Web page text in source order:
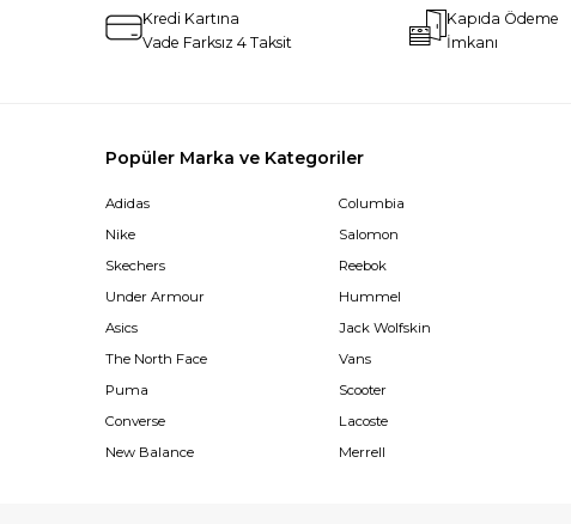
Kredi Kartına
Vade Farksız 4 Taksit
Kapıda Ödeme
İmkanı
Popüler Marka ve Kategoriler
Adidas
Nike
Skechers
Under Armour
Asics
The North Face
Puma
Converse
New Balance
Columbia
Salomon
Reebok
Hummel
Jack Wolfskin
Vans
Scooter
Lacoste
Merrell